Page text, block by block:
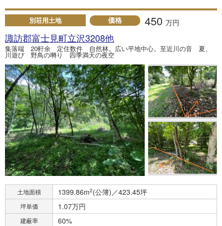
別荘用土地 価格 450 万円
諏訪郡富士見町立沢3208他
集落端 20軒余 定住数件 自然林。広い平地中心。至近川の音 夏、
川遊び 野鳥の囀り 四季満天の夜空
土地面積 1399.86m2(公簿)／423.45坪
坪単価 1.07万円
建蔽率 60%